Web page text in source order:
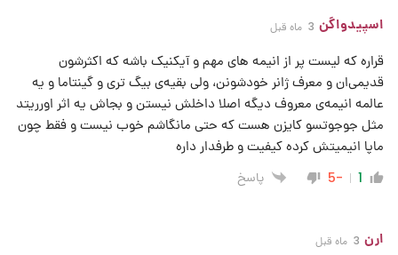
اسپیدواگن 3 ماه قبل
قراره که لیست پر از انیمه های مهم و آیکنیک باشه که اکثرشون
قدیمی‌ان و معرف ژانر خودشونن، ولی بقیه‌ی بیگ تری و گینتاما و یه
عالمه انیمه‌ی معروف دیگه اصلا داخلش نیستن و بجاش یه اثر اورریتد
مثل جوجوتسو کایزن هست که حتی مانگاشم خوب نیست و فقط چون
ماپا انیمیتش کرده کیفیت و طرفدار داره
1
-5 پاسخ
ارن 3 ماه قبل